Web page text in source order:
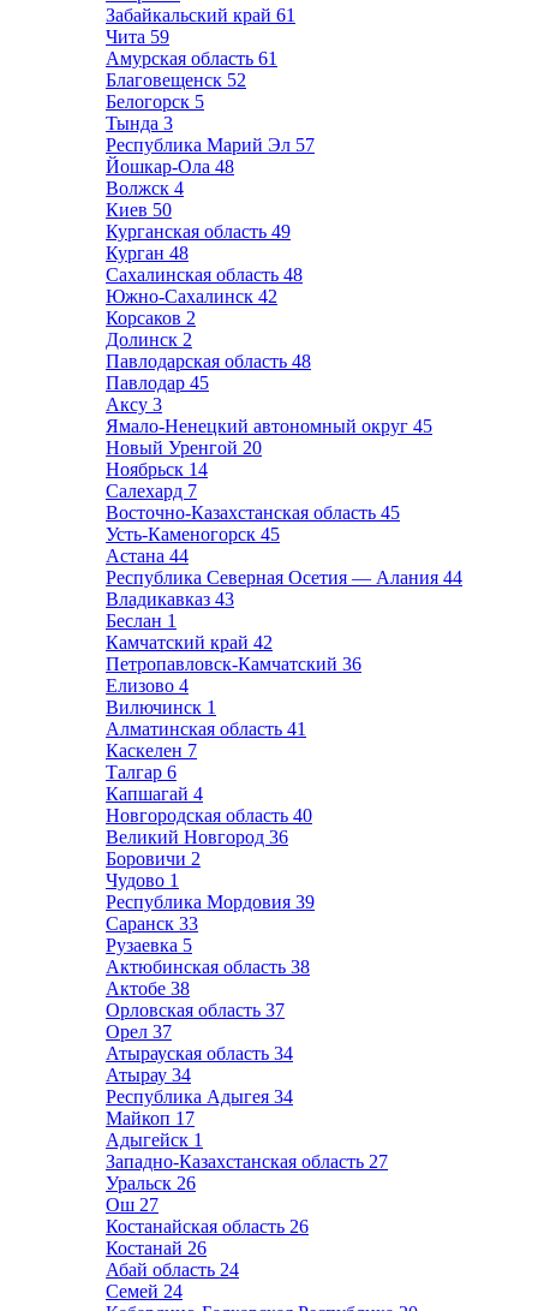
Забайкальский край 61
Чита 59
Амурская область 61
Благовещенск 52
Белогорск 5
Тында 3
Республика Марий Эл 57
Йошкар-Ола 48
Волжск 4
Киев 50
Курганская область 49
Курган 48
Сахалинская область 48
Южно-Сахалинск 42
Корсаков 2
Долинск 2
Павлодарская область 48
Павлодар 45
Аксу 3
Ямало-Ненецкий автономный округ 45
Новый Уренгой 20
Ноябрьск 14
Салехард 7
Восточно-Казахстанская область 45
Усть-Каменогорск 45
Астана 44
Республика Северная Осетия — Алания 44
Владикавказ 43
Беслан 1
Камчатский край 42
Петропавловск-Камчатский 36
Елизово 4
Вилючинск 1
Алматинская область 41
Каскелен 7
Талгар 6
Капшагай 4
Новгородская область 40
Великий Новгород 36
Боровичи 2
Чудово 1
Республика Мордовия 39
Саранск 33
Рузаевка 5
Актюбинская область 38
Актобе 38
Орловская область 37
Орел 37
Атырауская область 34
Атырау 34
Республика Адыгея 34
Майкоп 17
Адыгейск 1
Западно-Казахстанская область 27
Уральск 26
Ош 27
Костанайская область 26
Костанай 26
Абай область 24
Семей 24